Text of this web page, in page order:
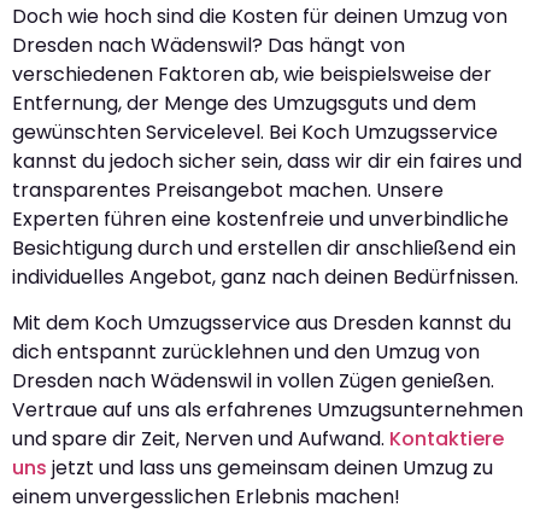
Doch wie hoch sind die Kosten für deinen Umzug von
Dresden nach Wädenswil? Das hängt von
verschiedenen Faktoren ab, wie beispielsweise der
Entfernung, der Menge des Umzugsguts und dem
gewünschten Servicelevel. Bei Koch Umzugsservice
kannst du jedoch sicher sein, dass wir dir ein faires und
transparentes Preisangebot machen. Unsere
Experten führen eine kostenfreie und unverbindliche
Besichtigung durch und erstellen dir anschließend ein
individuelles Angebot, ganz nach deinen Bedürfnissen.
Mit dem Koch Umzugsservice aus Dresden kannst du
dich entspannt zurücklehnen und den Umzug von
Dresden nach Wädenswil in vollen Zügen genießen.
Vertraue auf uns als erfahrenes Umzugsunternehmen
und spare dir Zeit, Nerven und Aufwand. Kontaktiere
uns jetzt und lass uns gemeinsam deinen Umzug zu
einem unvergesslichen Erlebnis machen!